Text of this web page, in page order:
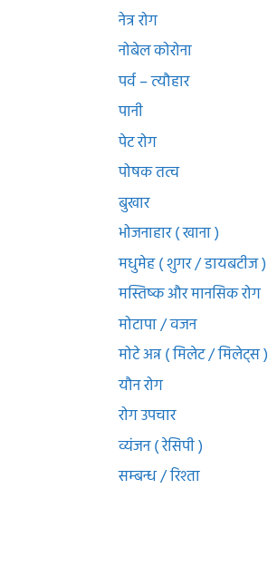
नेत्र रोग
नोबेल कोरोना
पर्व – त्यौहार
पानी
पेट रोग
पोषक तत्व
बुखार
भोजनाहार ( खाना )
मधुमेह ( शुगर / डायबटीज )
मस्तिष्क और मानसिक रोग
मोटापा / वजन
मोटे अन्न ( मिलेट / मिलेट्स )
यौन रोग
रोग उपचार
व्यंजन ( रेसिपी )
सम्बन्ध / रिश्ता